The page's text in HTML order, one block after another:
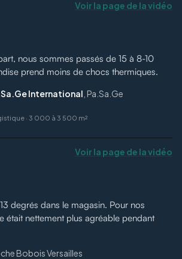
Voir la page de la vidéo
nous sommes passés de 15 à 8-10
prend moins de chocs thermiques.
International Pa.Sa.Ge
· 3 000 à 3 500 m²
Voir la page de la vidéo
degrés dans le magasin. Pour nos
était nettement plus agréable pendant
Bobois Versailles